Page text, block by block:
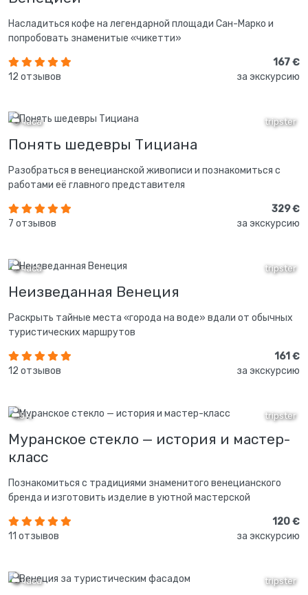
Насладиться кофе на легендарной площади Сан-Марко и
попробовать знаменитые «чикетти»
12 отзывов
167 €
за экскурсию
tripster
3 часа
Понять шедевры Тициана
Разобраться в венецианской живописи и познакомиться с
работами её главного представителя
7 отзывов
329 €
за экскурсию
tripster
2 часа
Неизведанная Венеция
Раскрыть тайные места «города на воде» вдали от обычных
туристических маршрутов
12 отзывов
161 €
за экскурсию
tripster
1,5 ч
Муранское стекло — история и мастер-
класс
Познакомиться с традициями знаменитого венецианского
бренда и изготовить изделие в уютной мастерской
11 отзывов
120 €
за экскурсию
tripster
3 часа